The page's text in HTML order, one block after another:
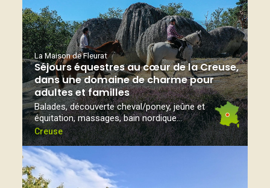
La Maison de Fleurat
Séjours équestres au cœur de la Creuse,
dans une domaine de charme pour
adultes et familles
Balades, découverte cheval/poney, jeûne et
équitation, massages, bain nordique...
Creuse